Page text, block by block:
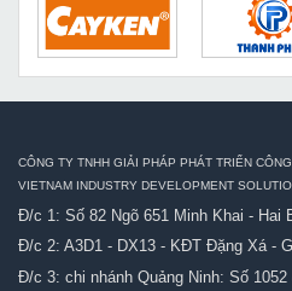
CÔNG TY TNHH GIẢI PHÁP PHÁT TRIỂN
VIETNAM INDUSTRY DEVELOPMENT
Đ/c 1: Số 82 Ngõ 651 Minh Khai - Hai
Đ/c 2: A3D1 - DX13 - KĐT Đặng Xá -
Đ/c 3: chi nhánh Quảng Ninh: Số